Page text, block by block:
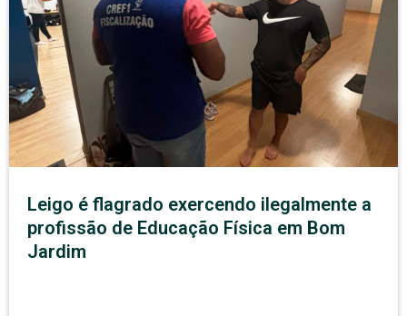
Leigo é flagrado exercendo ilegalmente a
profissão de Educação Física em Bom
Jardim